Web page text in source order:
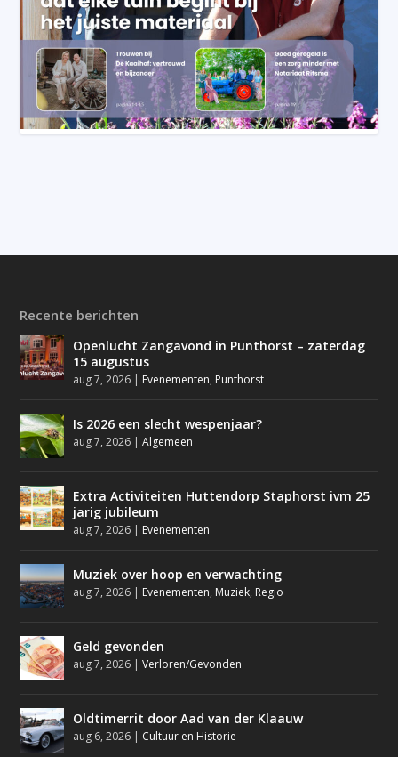
Recente berichten
Openlucht Zangavond in Punthorst – zaterdag
15 augustus
aug 7, 2026 | Evenementen, Punthorst
Is 2026 een slecht wespenjaar?
aug 7, 2026 |Algemeen
Extra Activiteiten Huttendorp Staphorst ivm 25
jarig jubileum
aug 7, 2026 | Evenementen
Muziek over hoop en verwachting
aug 7, 2026 | Evenementen, Muziek, Regio
Geld gevonden
aug 7, 2026 |Verloren/Gevonden
Oldtimerrit door Aad van der Klaauw
aug 6, 2026 | Cultuur en Historie